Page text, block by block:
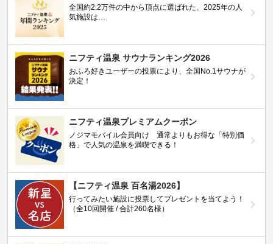
全国約2.2万件の中から頂点に選ばれた、2025年の人
気施設は…
ニフティ温泉 サウナランキング2026
おふろ好きユーザーの投票により、全国No.1サウナが
決定！
ニフティ温泉プレミアムクーポン
ノジマモバイル会員向け 通常よりもお得な「特別価
格」で人気の温泉を満喫できる！
【ニフティ温泉 百名湯2026】
行ってみたい施設に投票してプレゼントを当てよう！
（全10回開催 / 合計260名様）